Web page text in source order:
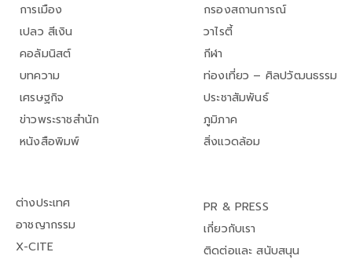
การเมือง
เปลว สีเงิน
คอลัมนิสต์
บทความ
เศรษฐกิจ
ข่าวพระราชสำนัก
หนังสือพิมพ์
กรองสถานการณ์
วาไรตี้
กีฬา
ท่องเที่ยว – ศิลปวัฒนธรรม
ประชาสัมพันธ์
ภูมิภาค
สิ่งแวดล้อม
ต่างประเทศ
อาชญากรรม
X-CITE
PR & PRESS
เกี่ยวกับเรา
ติดต่อและ สนับสนุน